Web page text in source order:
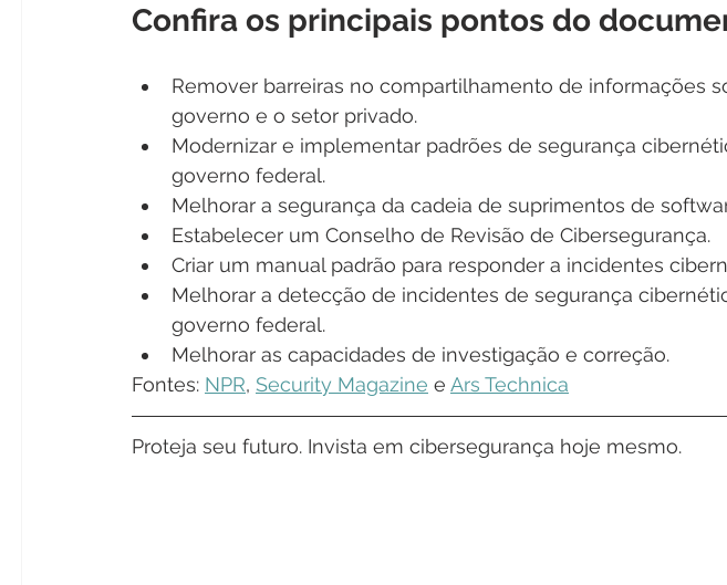
Confira os principais pontos do
Remover barreiras no compartilhamento de informações
governo e o setor privado.
Modernizar e implementar padrões de segurança
governo federal.
Melhorar a segurança da cadeia de suprimentos de
Estabelecer um Conselho de Revisão de Cibersegurança.
Criar um manual padrão para responder a incidentes
Melhorar a detecção de incidentes de segurança
governo federal.
Melhorar as capacidades de investigação e correção.
Fontes: NPR, Security Magazine e Ars Technica
Proteja seu futuro. Invista em cibersegurança hoje mesmo.